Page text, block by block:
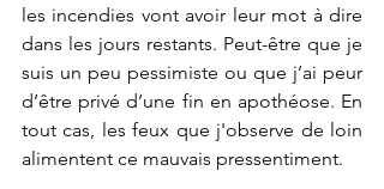
les incendies vont avoir leur mot à dire
dans les jours restants. Peut-être que je
suis un peu pessimiste ou que j’ai peur
d’être privé d’une fin en apothéose. En
tout cas, les feux que j'observe de loin
alimentent ce mauvais pressentiment.